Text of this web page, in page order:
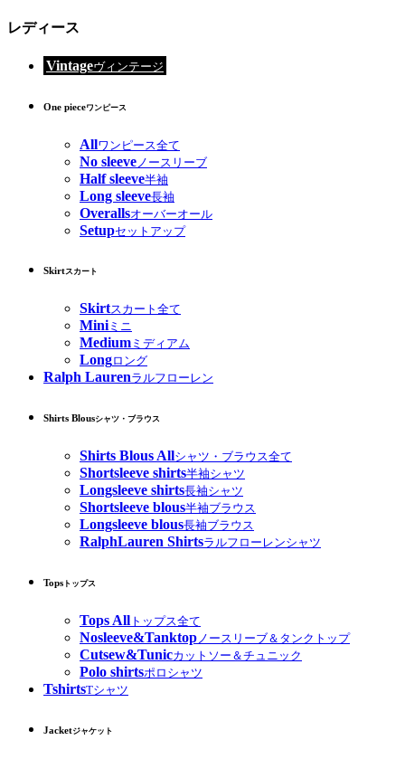
レディース
Vintageヴィンテージ
One pieceワンピース
Allワンピース全て
No sleeve ノースリーブ
Half sleeve半袖
Long sleeve長袖
Overallsオーバーオール
Setupセットアップ
Skirtスカート
Skirtスカート全て
Miniミニ
Medium ミディアム
Longロング
Ralph Laurenラルフローレン
Shirts Blousシャツ・ブラウス
Shirts Blous Allシャツ・ブラウス全て
Shortsleeve shirts半袖シャツ
Longsleeve shirts長袖シャツ
Shortsleeve blous半袖ブラウス
Longsleeve blous長袖ブラウス
RalphLauren Shirtsラルフローレンシャツ
Tops トップス
Tops All トップス全て
Nosleeve&Tanktopノースリーブ＆タンクトップ
Cutsew&Tunicカットソー＆チュニック
Polo shirtsポロシャツ
TshirtsTシャツ
Jacketジャケット